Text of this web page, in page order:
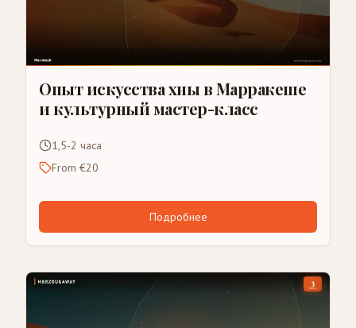
Опыт искусства хны в Марракеше
и культурный мастер-класс
1,5-2 часа
From €20
Подробнее